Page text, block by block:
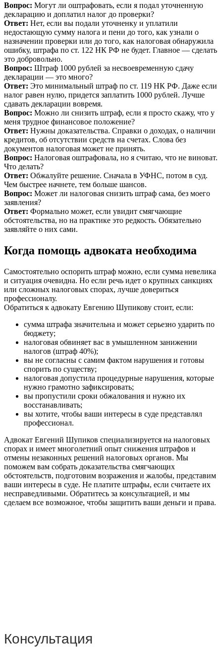
Вопрос: Могут ли оштрафовать, если я подал уточненную
декларацию и доплатил налог до проверки?
Ответ: Нет, если вы подали уточненку и уплатили
недостающую сумму налога и пени до того, как узнали о
назначении проверки или до того, как налоговая обнаружила
ошибку, штрафа по ст. 122 НК РФ не будет. Главное — сделать
это добровольно.
Вопрос: Штраф 1000 рублей за несвоевременную сдачу
декларации — это много?
Ответ: Это минимальный штраф по ст. 119 НК РФ. Даже если
налог равен нулю, придется заплатить 1000 рублей. Лучше
сдавать декларации вовремя.
Вопрос: Можно ли снизить штраф, если я просто скажу, что у
меня трудное финансовое положение?
Ответ: Нужны доказательства. Справки о доходах, о наличии
кредитов, об отсутствии средств на счетах. Слова без
документов налоговая может не принять.
Вопрос: Налоговая оштрафовала, но я считаю, что не виноват.
Что делать?
Ответ: Обжалуйте решение. Сначала в УФНС, потом в суд.
Чем быстрее начнете, тем больше шансов.
Вопрос: Может ли налоговая снизить штраф сама, без моего
заявления?
Ответ: Формально может, если увидит смягчающие
обстоятельства, но на практике это редкость. Обязательно
заявляйте о них сами.
Когда помощь адвоката необходима
Самостоятельно оспорить штраф можно, если сумма невелика
и ситуация очевидна. Но если речь идет о крупных санкциях
или сложных налоговых спорах, лучше довериться
профессионалу.
Обратиться к адвокату Евгению Шупикову стоит, если:
сумма штрафа значительна и может серьезно ударить по
бюджету;
налоговая обвиняет вас в умышленном занижении
налогов (штраф 40%);
вы не согласны с самим фактом нарушения и готовы
спорить по существу;
налоговая допустила процедурные нарушения, которые
нужно грамотно зафиксировать;
вы пропустили сроки обжалования и нужно их
восстанавливать;
вы хотите, чтобы ваши интересы в суде представлял
профессионал.
Адвокат Евгений Шупиков специализируется на налоговых
спорах и имеет многолетний опыт снижения штрафов и
отмены незаконных решений налоговых органов. Мы
поможем вам собрать доказательства смягчающих
обстоятельств, подготовим возражения и жалобы, представим
ваши интересы в суде. Не платите штрафы, если считаете их
несправедливыми. Обратитесь за консультацией, и мы
сделаем все возможное, чтобы защитить ваши деньги и права.
Консультация